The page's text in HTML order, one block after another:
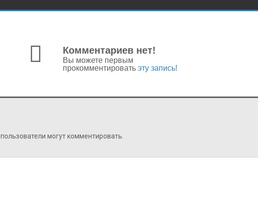
Комментариев нет!
Вы можете первым
прокомментировать эту запись!
пользователи могут комментировать.